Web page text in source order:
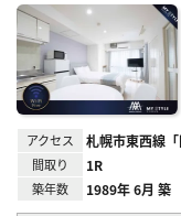
アクセス 札幌市東西線
間取り 1R
築年数 1989年 6月 築